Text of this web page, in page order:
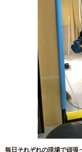
毎日それぞれの現場で頑張